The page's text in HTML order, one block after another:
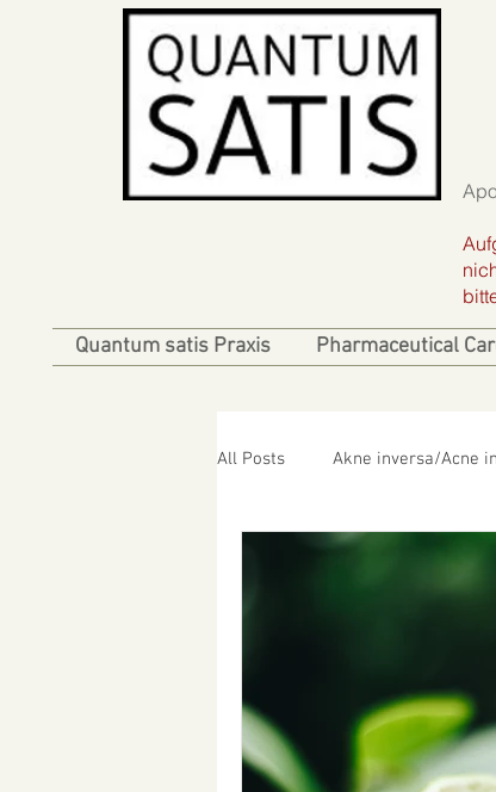
Quantum satis Praxis Pharmaceutical
All Posts Akne inversa/Acne
Phytopharmaka -